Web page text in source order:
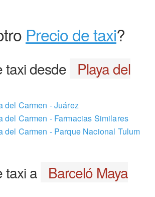
Precio de taxi?
taxi desde Playa del
del Carmen - Juárez
del Carmen - Farmacias Similares
del Carmen - Parque Nacional Tulum
taxi a Barceló Maya